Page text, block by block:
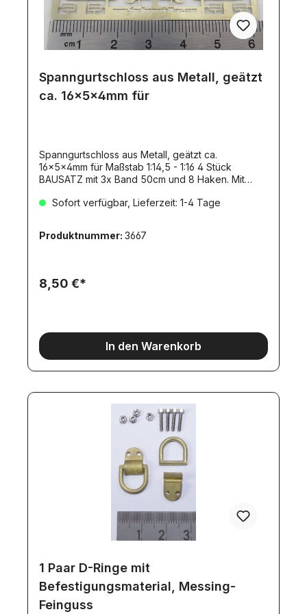
Spanngurtschloss aus Metall, geätzt
ca. 16x5x4mm für
Spanngurtschloss aus Metall, geätzt ca.
16x5x4mm für Maßstab 1:14,5 - 1:16 4 Stück
BAUSATZ mit 3x Band 50cm und 8 Haken. Mit
Gurtspannern (ohne Ratschen-Funktion). Durch
sehr einfach. Die Teile der Gurtspanner können
sowohl verlötet, als auch mit Sekundenkleber
Teppichboden-Messer gut heraustrennen. Durch
die geringe Materialstärke von 0,2mm geht dies
auf.Zusätzliche Gurt-Bänder sind unter den
Artikelnummern: 4199, 9145, 4200, 4201, 4202,
Sofort verfügbar, Lieferzeit: 1-4 Tage
Produktnummer: 3667
8,50 €*
In den Warenkorb
1 Paar D-Ringe mit
Befestigungsmaterial, Messing-
Feinguss